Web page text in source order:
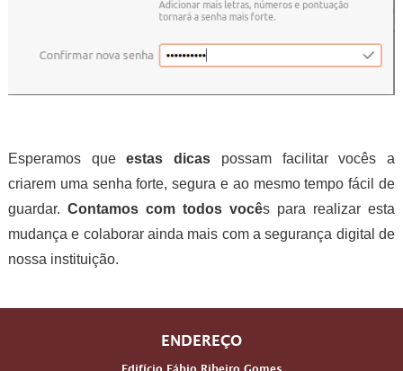
Esperamos queestas dicas possam facilitar vocês a
criarem uma senha forte, segura e ao mesmo tempo fácil de
guardar. Contamos com todos vocês para realizar esta
mudança e colaborar ainda mais com a segurança digital de
nossa instituição.
ENDEREÇO